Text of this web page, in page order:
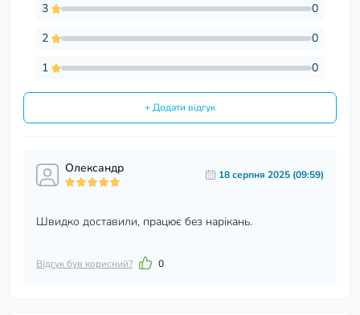
3
0
2
0
1
0
+ Додати відгук
Олександр 18 серпня 2025 (09:59)
Швидко доставили, працює без нарікань.
Відгук був корисний? 0